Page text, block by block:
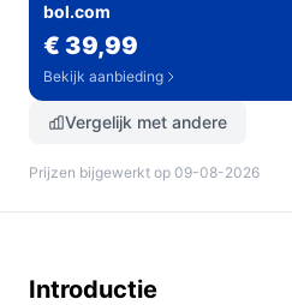
bol.com
€ 39,99
Bekijk aanbieding
Vergelijk met andere
Prijzen bijgewerkt op 09-08-2026
Introductie